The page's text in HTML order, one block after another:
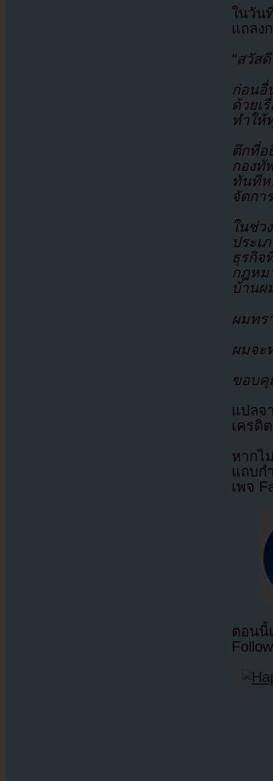
ในวั
แถลง
“สวัส
ก่อนอื่
ด้วยเ
ทำให้
ตึกที่อ
กองทั
ทันที
จัดกา
ในช่
ประเ
ธุรกิ
กฎหม
บ้านผ
ผมทร
ผมจะ
ขอบคุ
แปล
เครดิ
หากไ
แถบก
เพจ
ตอนนี้